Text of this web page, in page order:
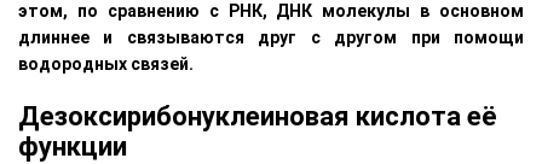
этом, по сравнению с РНК, ДНК молекулы в основном
длиннее и связываются друг с другом при помощи
водородных связей.
Дезоксирибонуклеиновая кислота её
функции